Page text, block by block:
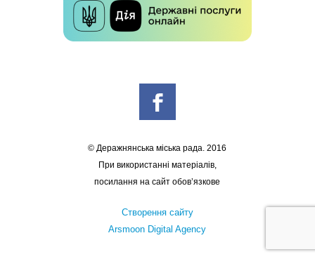
© Деражнянська міська рада. 2016
При використанні матеріалів,
посилання на сайт обов’язкове
Створення сайту
Arsmoon Digital Agency